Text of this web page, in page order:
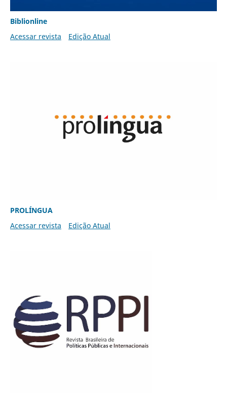
Biblionline
Acessar revista
Edição Atual
PROLÍNGUA
Acessar revista
Edição Atual